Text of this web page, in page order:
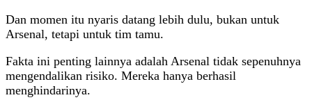
Dan momen itu nyaris datang lebih dulu, bukan untuk
Arsenal, tetapi untuk tim tamu.
Fakta ini penting lainnya adalah Arsenal tidak sepenuhnya
mengendalikan risiko. Mereka hanya berhasil
menghindarinya.